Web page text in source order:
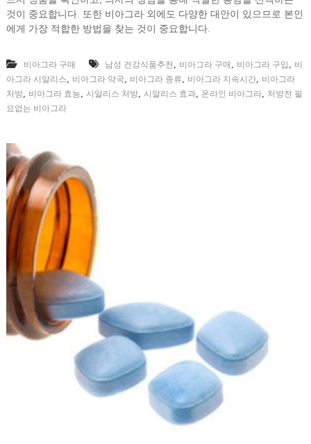
것이 중요합니다. 또한 비아그라 외에도 다양한 대안이 있으므로 본인
에게 가장 적합한 방법을 찾는 것이 중요합니다.
비아그라 구매 남성 건강식품추천 , 비아그라 구매 , 비아그라 구입 , 비
아그라 시알리스, 비아그라 약국, 비아그라 종류, 비아그라 지속시간, 비아그라
처방, 비아그라 효능, 시알리스 처방, 시알리스 효과, 온라인 비아그라, 처방전 필
요없는 비아그라